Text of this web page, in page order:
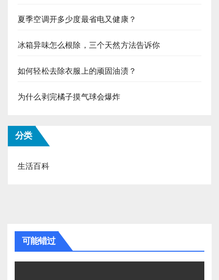
夏季空调开多少度最省电又健康？
冰箱异味怎么根除，三个天然方法告诉你
如何轻松去除衣服上的顽固油渍？
为什么剥完橘子摸气球会爆炸
分类
生活百科
可能错过